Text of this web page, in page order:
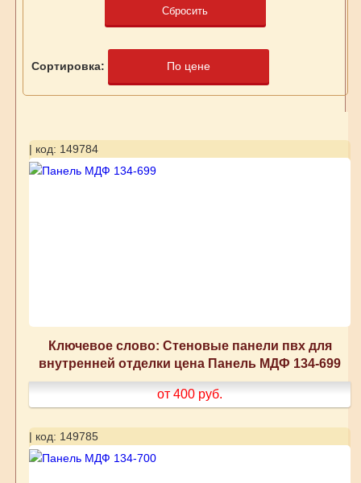
Сбросить
Сортировка: По цене
| код: 149784
Ключевое слово: Стеновые панели пвх для
внутренней отделки цена Панель МДФ 134-699
от 400 руб.
| код: 149785